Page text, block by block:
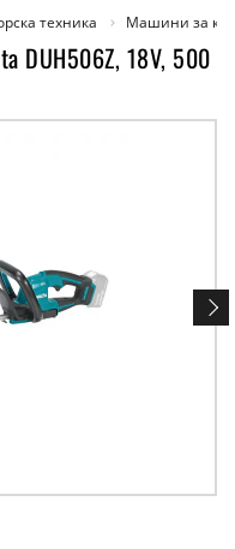
техника Машини за
DUH506Z, 18V, 500